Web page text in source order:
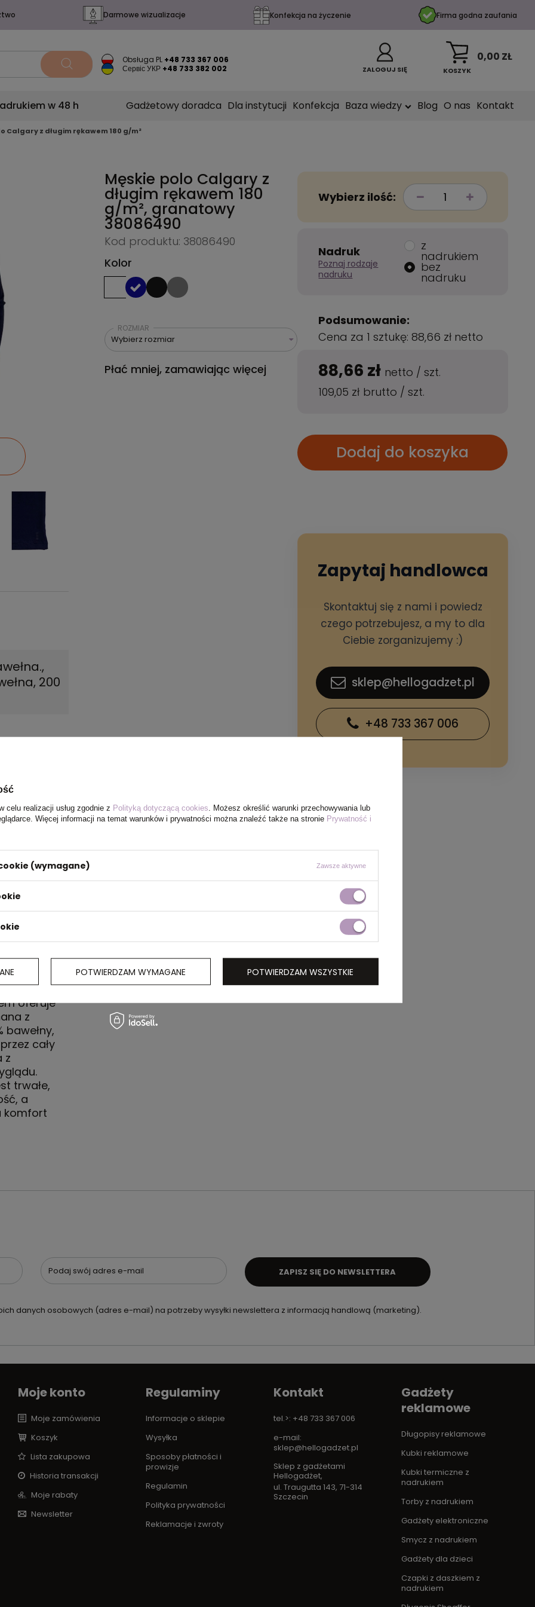
Darmowe wizualizacje Konfekcja na życzenie Firma godna zaufania
Obsługa PL +48 733 367 006
Сервіс УКР +48 733 382 002 ZALOGUJ SIĘ KOSZYK
0,00 ZŁ
w 48 h Gadżetowy doradca Dla instytucji Konfekcja Baza wiedzy Blog O nas Kontakt
Calgary z długim rękawem 180 g/m²
,
200
oferuje
z
bawełny,
cały
z
trwałe,
a
komfort
Męskie polo Calgary z
długim rękawem 180
g/m², granatowy
38086490
Kod produktu: 38086490
Kolor
ROZMIAR
Wybierz rozmiar
Płać mniej, zamawiając więcej
Wybierz ilość:
Nadruk
Poznaj rodzaje
nadruku
z
nadrukiem
bez
nadruku
Podsumowanie:
Cena za 1 sztukę: 88,66 zł netto
88,66 zł netto /szt.
109,05 zł brutto /szt.
Dodaj do koszyka
Zapytaj handlowca
Skontaktuj się z nami i powiedz
czego potrzebujesz, a my to dla
Ciebie zorganizujemy :)
sklep@hellogadzet.pl
+48 733 367 006
Podaj swój adres e-mail
danych osobowych (adres e-mail) na potrzeby wysyłki newslettera z informacją handlową (marketing).
ZAPISZ SIĘ DO NEWSLETTERA
Moje konto
Moje zamówienia
Koszyk
Lista zakupowa
Historia transakcji
Moje rabaty
Newsletter
Regulaminy
Informacje o sklepie
Wysyłka
Sposoby płatności i
prowizje
Regulamin
Polityka prywatności
Reklamacje i zwroty
Kontakt
tel.>: +48 733 367 006
e-mail:
sklep@hellogadzet.pl
Sklep z gadżetami
Hellogadżet,
ul. Traugutta 143, 71-314
Szczecin
Gadżety
reklamowe
Długopisy reklamowe
Kubki reklamowe
Kubki termiczne z
nadrukiem
Torby z nadrukiem
Gadżety elektroniczne
Smycz z nadrukiem
Gadżety dla dzieci
Czapki z daszkiem z
nadrukiem
celu realizacji usług zgodnie z Polityką dotyczącą cookies . Możesz określić warunki przechowywania lub
Więcej informacji na temat warunków i prywatności można znaleźć także na stronie Prywatność i
(wymagane) Zawsze aktywne
POTWIERDZAM WYMAGANE POTWIERDZAM WSZYSTKIE